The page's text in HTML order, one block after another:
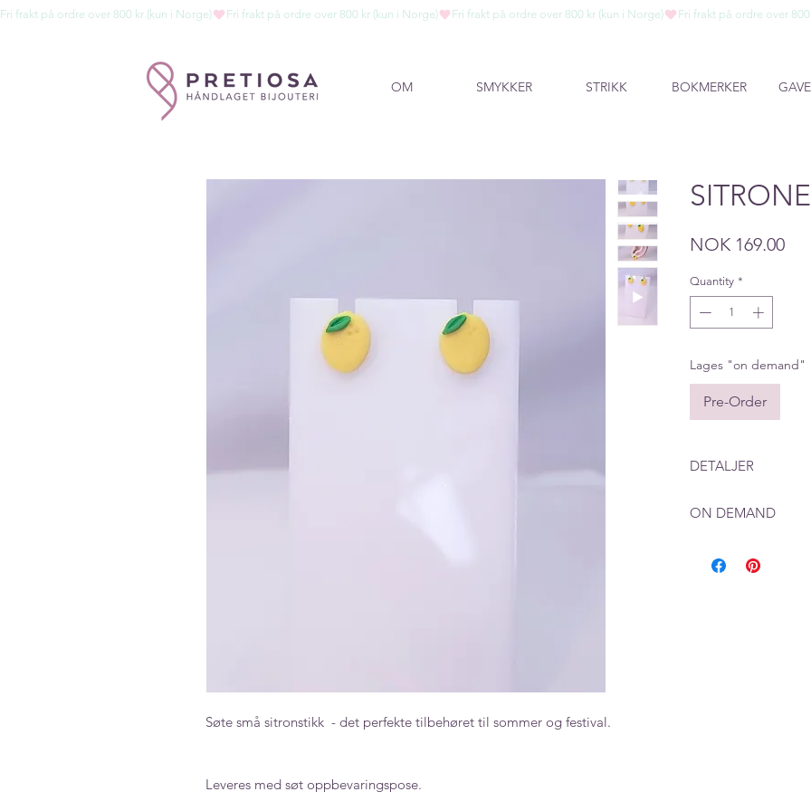
Fri frakt på ordre over 800 kr (kun i Norge)
OM SMYKKER STRIKK BOKMERKER
Søte små sitronstikk - det perfekte tilbehøret til sommer og festival.
Leveres med søt oppbevaringspose.
NOK 169.00
Quantity *
Lages "on demand"
Pre-Order
DETALJER
ON DEMAND
beregne en